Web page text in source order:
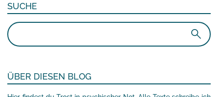
SUCHE
Suchen
nach:
ÜBER DIESEN BLOG